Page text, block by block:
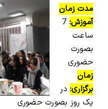
مدت زمان
آموزش: 7
ساعت
بصورت
حضوری
زمان
برگزاری:در
یک روز بصورت حضوری